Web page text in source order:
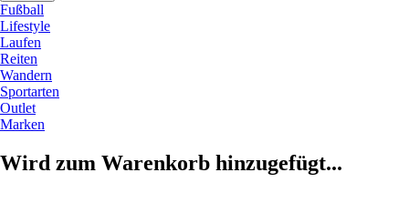
Fußball
Lifestyle
Laufen
Reiten
Wandern
Sportarten
Outlet
Marken
Wird zum Warenkorb hinzugefügt...